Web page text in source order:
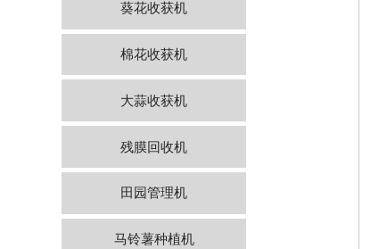
葵花收获机
棉花收获机
大蒜收获机
残膜回收机
田园管理机
马铃薯种植机